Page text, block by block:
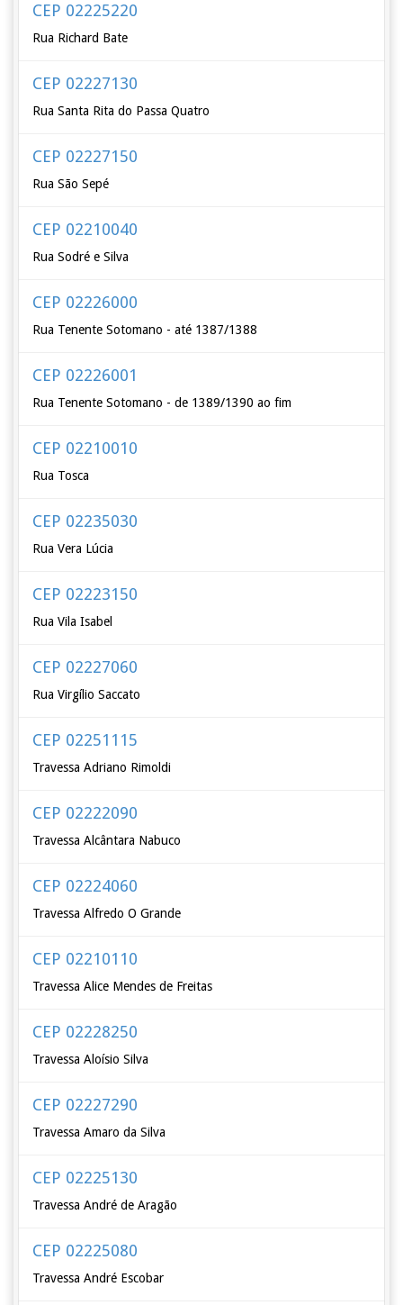
CEP 02225220
Rua Richard Bate
CEP 02227130
Rua Santa Rita do Passa Quatro
CEP 02227150
Rua São Sepé
CEP 02210040
Rua Sodré e Silva
CEP 02226000
Rua Tenente Sotomano - até 1387/1388
CEP 02226001
Rua Tenente Sotomano - de 1389/1390 ao fim
CEP 02210010
Rua Tosca
CEP 02235030
Rua Vera Lúcia
CEP 02223150
Rua Vila Isabel
CEP 02227060
Rua Virgílio Saccato
CEP 02251115
Travessa Adriano Rimoldi
CEP 02222090
Travessa Alcântara Nabuco
CEP 02224060
Travessa Alfredo O Grande
CEP 02210110
Travessa Alice Mendes de Freitas
CEP 02228250
Travessa Aloísio Silva
CEP 02227290
Travessa Amaro da Silva
CEP 02225130
Travessa André de Aragão
CEP 02225080
Travessa André Escobar